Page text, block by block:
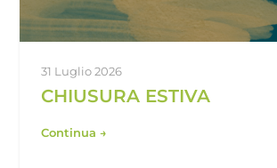
31 Luglio 2026
CHIUSURA ESTIVA
Continua →